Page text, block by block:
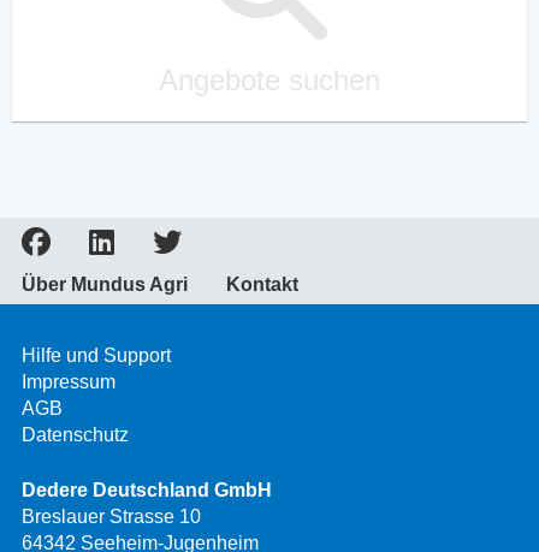
Angebote suchen
Über Mundus Agri Kontakt
Hilfe und Support
Impressum
AGB
Datenschutz
Dedere Deutschland GmbH
Breslauer Strasse 10
64342 Seeheim-Jugenheim